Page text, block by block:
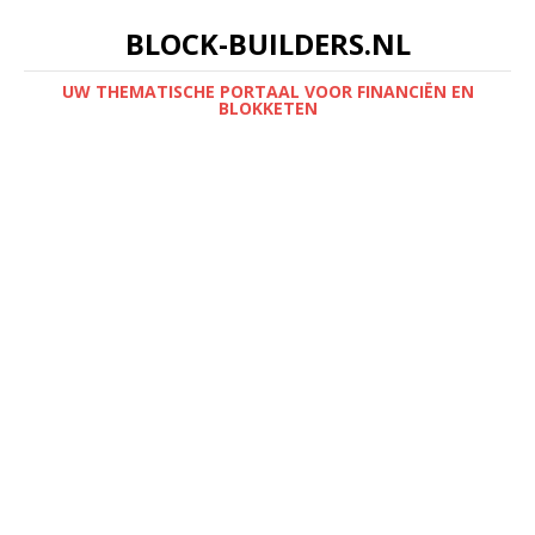
BLOCK-BUILDERS.NL
UW THEMATISCHE PORTAAL VOOR FINANCIËN EN
BLOKKETEN